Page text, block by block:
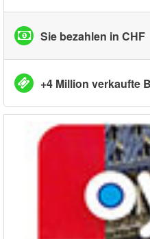
Sie bezahlen in CHF
+4 Million verkaufte